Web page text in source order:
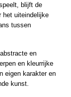
blijft de
het uiteindelijke
tussen
en
en kleurrijke
eigen karakter en
kunst.